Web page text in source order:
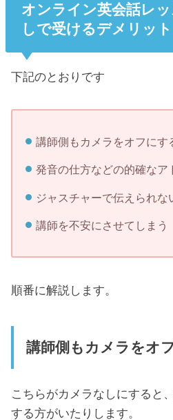
オンライン英会話レ
しで受けるデメリット
下記のとおりです
講師側もカメラをオフにす
発音の仕方などの的確なア
ジャスチャーで伝えられな
講師を不安にさせてしまう
順番に解説します。
講師側もカメラをオ
こちらがカメラなしにすると
する方がいたりします。